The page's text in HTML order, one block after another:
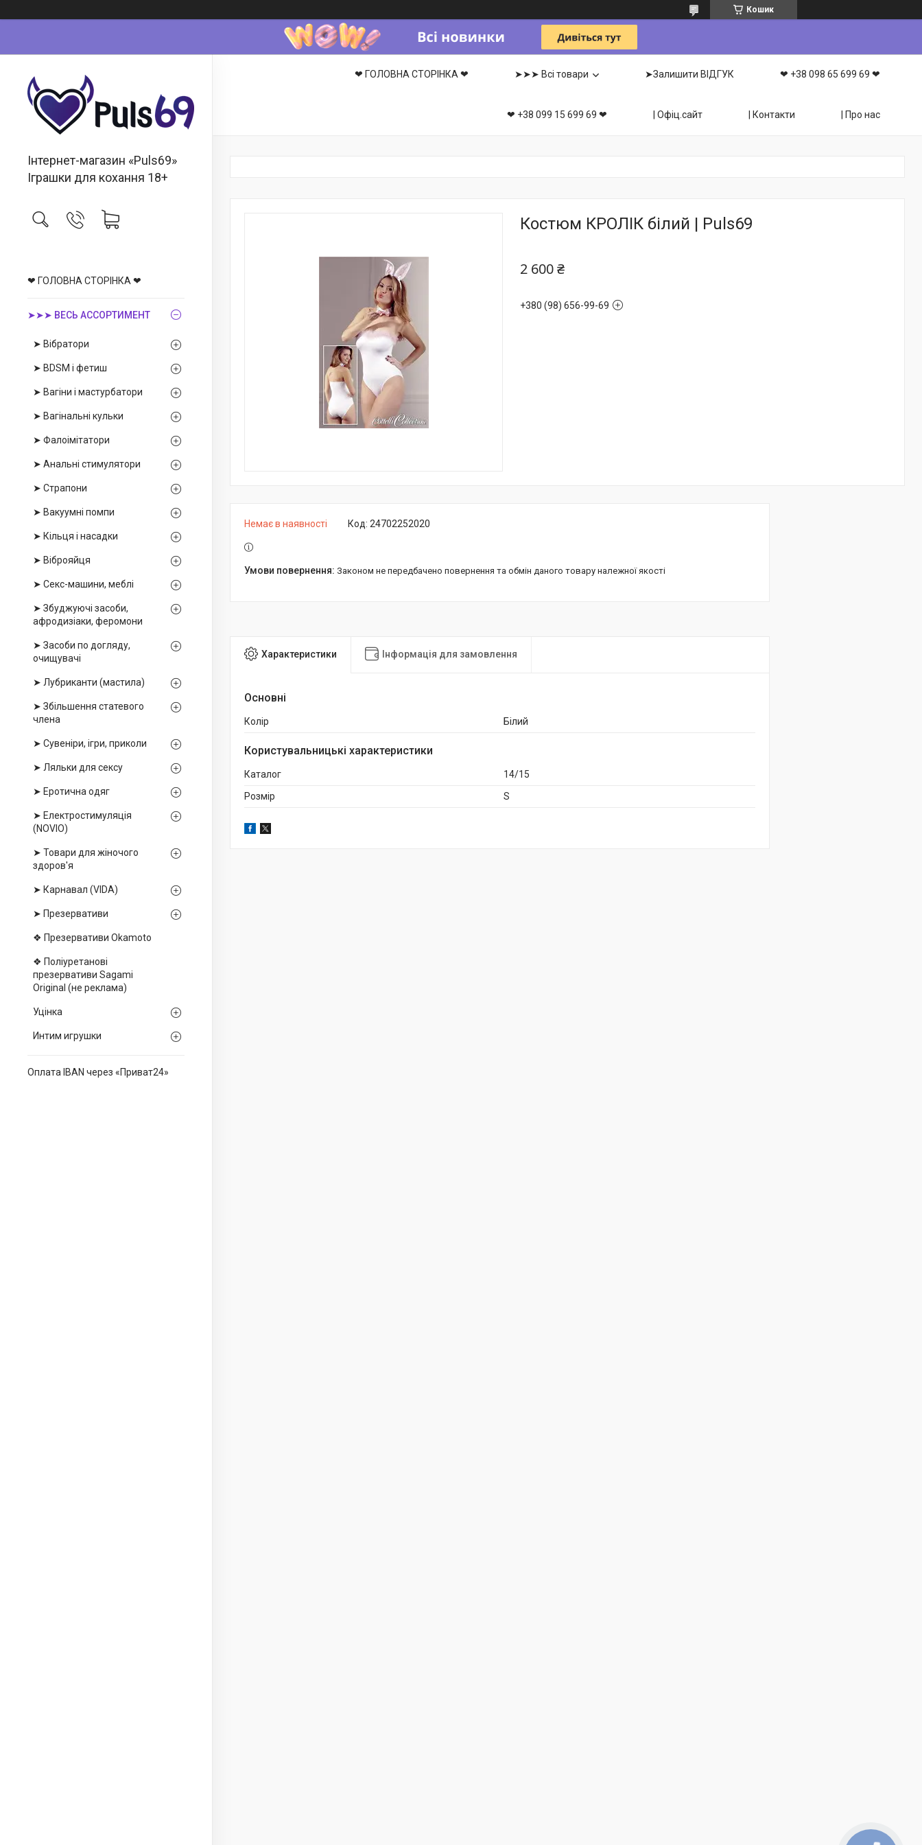
Кошик
Інтернет-магазин «Puls69»
Іграшки для кохання 18+
❤ ГОЛОВНА СТОРІНКА ❤
➤➤➤ ВЕСЬ АССОРТИМЕНТ
➤ Вібратори
➤ BDSM і фетиш
➤ Вагіни і мастурбатори
➤ Вагінальні кульки
➤ Фалоімітатори
➤ Анальні стимулятори
➤ Страпони
➤ Вакуумні помпи
➤ Кільця і насадки
➤ Віброяйця
➤ Секс-машини, меблі
➤ Збуджуючі засоби,
афродизіаки, феромони
➤ Засоби по догляду,
очищувачі
➤ Лубриканти (мастила)
➤ Збільшення статевого
члена
➤ Сувеніри, ігри, приколи
➤ Ляльки для сексу
➤ Еротична одяг
➤ Електростимуляція
(NOVIO)
➤ Товари для жіночого
здоров'я
➤ Карнавал (VIDA)
➤ Презервативи
❖ Презервативи Okamoto
❖ Поліуретанові
презервативи Sagami
Оriginal (не реклама)
Уцінка
Интим игрушки
Оплата IBAN через «Приват24»
❤ ГОЛОВНА СТОРІНКА ❤ ➤➤➤ Всі товари ➤Залишити ВІДГУК ❤ +38 098 65 699 69 ❤
❤ +38 099 15 699 69 ❤ | Офіц.сайт | Контакти | Про нас
Костюм КРОЛІК білий | Puls69
2 600 ₴
+380 (98) 656-99-69
Немає в наявності Код: 24702252020
Законом не передбачено повернення та обмін даного товару належної якості
Характеристики Інформація для замовлення
Основні
Колір Білий
Користувальницькі характеристики
Каталог
14/15
Розмір
S